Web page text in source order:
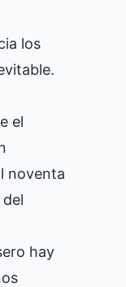
los
el
noventa
hay